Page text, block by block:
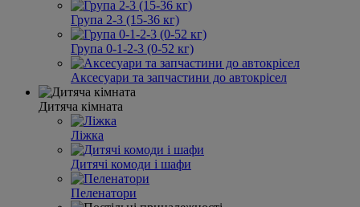
Група 2-3 (15-36 кг)
Група 0-1-2-3 (0-52 кг)
Аксесуари та запчастини до автокрісел
Дитяча кімната
Ліжка
Дитячі комоди і шафи
Пеленатори